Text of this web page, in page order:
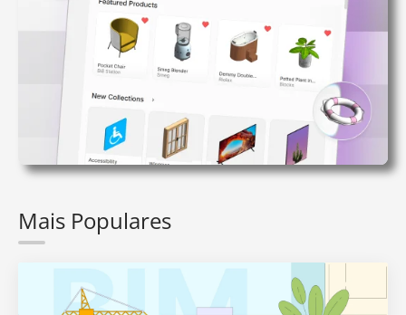
Mais Populares